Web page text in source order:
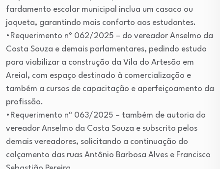
fardamento escolar municipal inclua um casaco ou
jaqueta, garantindo mais conforto aos estudantes.
•Requerimento nº 062/2025 – do vereador Anselmo da
Costa Souza e demais parlamentares, pedindo estudo
para viabilizar a construção da Vila do Artesão em
Areial, com espaço destinado à comercialização e
também a cursos de capacitação e aperfeiçoamento da
profissão.
•Requerimento nº 063/2025 – também de autoria do
vereador Anselmo da Costa Souza e subscrito pelos
demais vereadores, solicitando a continuação do
calçamento das ruas Antônio Barbosa Alves e Francisco